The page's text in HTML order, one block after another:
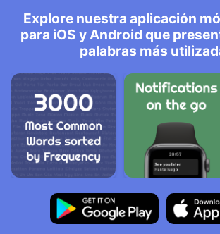
Explore nuestra aplicación
para iOS y Android que
palabras más